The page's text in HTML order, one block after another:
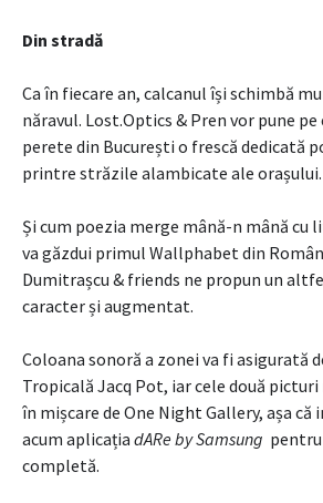
Din stradă
Ca în fiecare an, calcanul își schimbă
năravul. Lost.Optics & Pren vor pune
perete din București o frescă dedicată
printre străzile alambicate ale orașului.
Și cum poezia merge mână-n mână cu
va găzdui primul Wallphabet din
Dumitrașcu & friends ne propun un
caracter și augmentat.
Coloana sonoră a zonei va fi asigurată
Tropicală Jacq Pot, iar cele două
în mișcare de One Night Gallery, așa că
acum aplicația dARe by Samsung pentru
completă.